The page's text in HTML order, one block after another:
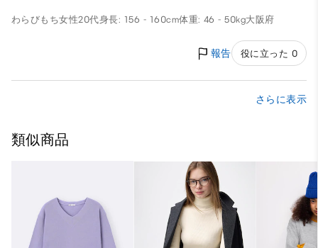
わらびもち女性20代身長: 156 - 160cm体重: 46 - 50kg大阪府
報告 役に立った 0
さらに表示
類似商品